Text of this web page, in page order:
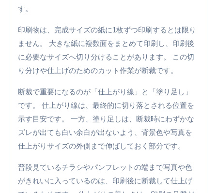
す。
印刷物は、完成サイズの紙に1枚ずつ印刷するとは限り
ません。 大きな紙に複数面をまとめて印刷し、印刷後
に必要なサイズへ切り分けることがあります。 この切
り分けや仕上げのためのカット作業が断裁です。
断裁で重要になるのが「仕上がり線」と「塗り足し」
です。 仕上がり線は、最終的に切り落とされる位置を
示す目安です。 一方、塗り足しは、断裁時にわずかな
ズレが出ても白い余白が出ないよう、背景色や写真を
仕上がりサイズの外側まで伸ばしておく部分です。
普段見ているチラシやパンフレットの端まで写真や色
がきれいに入っているのは、印刷後に断裁して仕上げ